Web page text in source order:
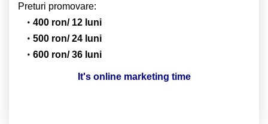
Preturi promovare:
400 ron/ 12 luni
500 ron/ 24 luni
600 ron/ 36 luni
It's online marketing time